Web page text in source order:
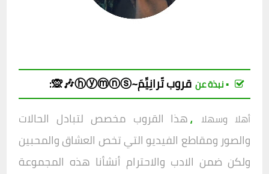
▪︎ نبذة عن قروب تّرانِيِّمَ~ⓗⓨⓜⓝⓢ🎶🙊 :
أهلا وسهلا ،هذا القروب مخصص لتبادل الحالات
والصور ومقاطع الفيديو التي تخص العشاق والمحبين
ولكن ضمن الادب والاحترام أنشأنا هذه المجموعة